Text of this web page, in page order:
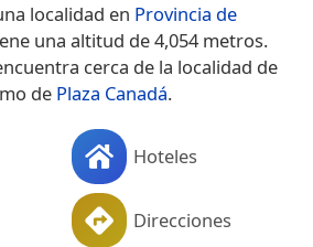
localidad en Provincia de
una altitud de 4,054 metros.
cerca de la localidad de
de Plaza Canadá.
Hoteles
Direcciones